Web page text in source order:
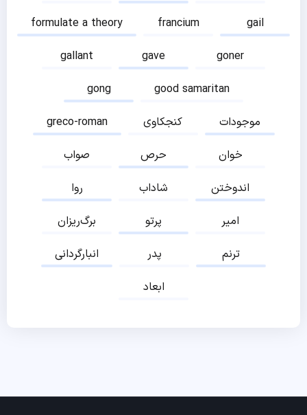
formulate a theory
francium
gail
gallant
gave
goner
gong
good samaritan
greco-roman
کنجکاوی
موجودات
صواب
حرص
خوان
روا
شاداب
اندوختن
برگ‌ریزان
پرتو
امیر
انبارگردانی
پدر
ترنم
ابعاد